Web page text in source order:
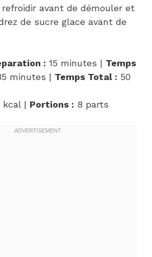
refroidir avant de démouler et
de sucre glace avant de
: 15 minutes | Temps
minutes | Temps Total : 50
kcal | Portions : 8 parts